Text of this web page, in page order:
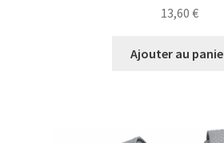
13,60 €
Ajouter au